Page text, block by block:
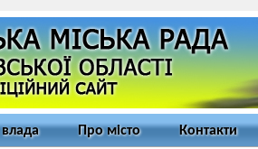
Про місто Контакти